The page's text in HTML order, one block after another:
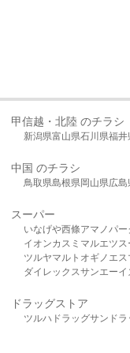
甲信越・北陸 のチラシ
新潟県富山県石川県福井
中国 のチラシ
鳥取県島根県岡山県広島
スーパー
いなげや西條アマノパ
イオンカスミ マルエツ
ツルヤマルト オギノ エス
ダイレックスサンエーイ
ドラッグストア
ツルハドラッグサンドラ